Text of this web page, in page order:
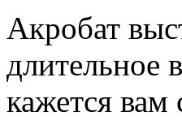
Акробат
длительное
кажется